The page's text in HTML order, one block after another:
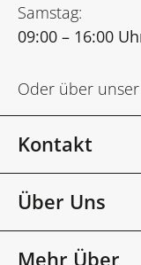
Samstag:
09:00 – 16:00
Oder über unser
Kontakt
Über Uns
Mehr Über